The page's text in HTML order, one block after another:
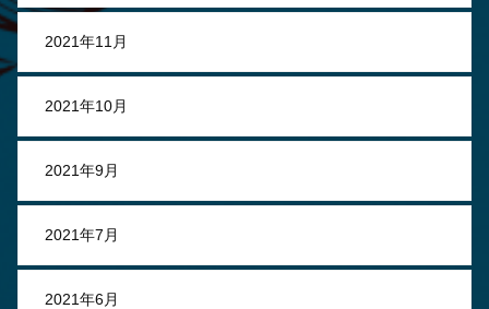
2021年11月
2021年10月
2021年9月
2021年7月
2021年6月